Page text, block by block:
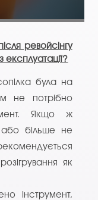
ревойсінгу
експлуатації?
була на
не потрібно
Якщо ж
або більше не
як
інструмент,